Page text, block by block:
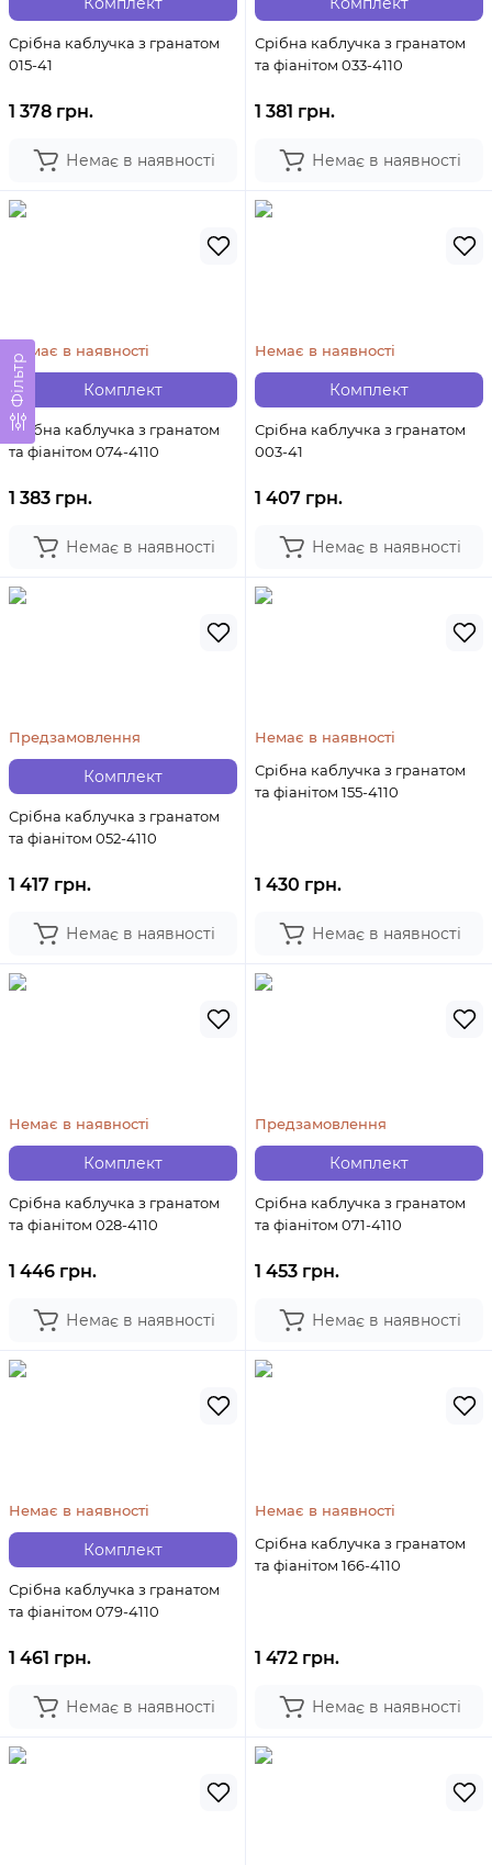
Фільтр
Срібна каблучка з гранатом
015-41
1 378 грн.
Немає в наявності
Срібна каблучка з гранатом
та фіанітом 033-4110
1 381 грн.
Немає в наявності
Комплект
Немає в наявності
Срібна каблучка з гранатом
та фіанітом 074-4110
1 383 грн.
Немає в наявності
Комплект
Немає в наявності
Срібна каблучка з гранатом
003-41
1 407 грн.
Немає в наявності
Комплект
Предзамовлення
Срібна каблучка з гранатом
та фіанітом 052-4110
1 417 грн.
Немає в наявності
Немає в наявності
Срібна каблучка з гранатом
та фіанітом 155-4110
1 430 грн.
Немає в наявності
Комплект
Немає в наявності
Срібна каблучка з гранатом
та фіанітом 028-4110
1 446 грн.
Немає в наявності
Комплект
Предзамовлення
Срібна каблучка з гранатом
та фіанітом 071-4110
1 453 грн.
Немає в наявності
Комплект
Немає в наявності
Срібна каблучка з гранатом
та фіанітом 079-4110
1 461 грн.
Немає в наявності
Немає в наявності
Срібна каблучка з гранатом
та фіанітом 166-4110
1 472 грн.
Немає в наявності